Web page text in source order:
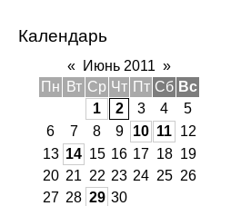
Календарь
« Июнь 2011 »
Пн
Вт Ср Чт Пт Сб Вс
1
2 3 4
5
6
7 8 9 10 11 12
13 14 15 16 17 18 19
20 21 22 23 24 25 26
27 28 29 30